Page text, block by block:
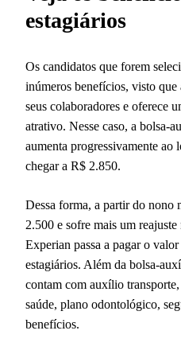
estagiários
Os candidatos que forem
inúmeros benefícios, visto que
seus colaboradores e oferece
atrativo. Nesse caso, a bolsa-
aumenta progressivamente ao
chegar a R$ 2.850.
Dessa forma, a partir do nono
2.500 e sofre mais um reajuste
Experian passa a pagar o
estagiários. Além da bolsa-
contam com auxílio
saúde, plano odontológico,
benefícios.